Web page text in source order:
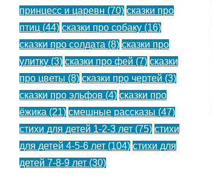
принцесс и царевн (70) сказки про
птиц (44) сказки про собаку (16)
сказки про солдата (8) сказки про
улитку (3) сказки про фей (7) сказки
про цветы (8) сказки про чертей (3)
сказки про эльфов (4) сказки про
ёжика (21) смешные рассказы (47)
стихи для детей 1-2-3 лет (75) стихи
для детей 4-5-6 лет (104) стихи для
детей 7-8-9 лет (30)